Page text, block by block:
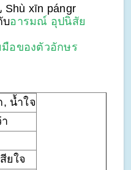
Shù xīn pángr
บอารมณ์ อุปนิสัย
อของตัวอักษร
น้ำใจ
ยใจ